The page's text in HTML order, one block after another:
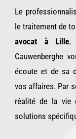
Le
le traitement de
avocat à Lille.
Cauwenberghe
écoute et de sa
vos affaires. Par
réalité de la vie
solutions